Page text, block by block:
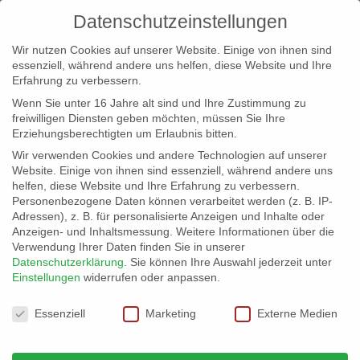
info@erfolgreich-events.de
+4940 46 777 230
Datenschutzeinstellungen
Wir nutzen Cookies auf unserer Website. Einige von ihnen sind
essenziell, während andere uns helfen, diese Website und Ihre
Erfahrung zu verbessern.
Wenn Sie unter 16 Jahre alt sind und Ihre Zustimmung zu
freiwilligen Diensten geben möchten, müssen Sie Ihre
Erziehungsberechtigten um Erlaubnis bitten.
Wir verwenden Cookies und andere Technologien auf unserer
Website. Einige von ihnen sind essenziell, während andere uns
helfen, diese Website und Ihre Erfahrung zu verbessern.
Personenbezogene Daten können verarbeitet werden (z. B. IP-
Adressen), z. B. für personalisierte Anzeigen und Inhalte oder
Anzeigen- und Inhaltsmessung. Weitere Informationen über die
Verwendung Ihrer Daten finden Sie in unserer
Datenschutzerklärung
Sie können Ihre Auswahl jederzeit unter
Einstellungen widerrufen oder anpassen.
Datenschutzeinstellungen
Essenziell Marketing Externe Medien